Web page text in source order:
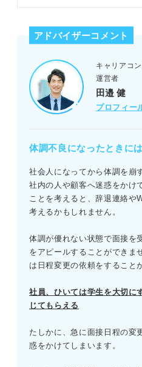
特徴を押さえて選考を勝ち進み
ょう。
アドバイザーコメント
キャリアコ
運営者
田邉 健
プロフィー
体調不良になったときに
社会人になってから体調を崩
社内の人や顧客へ迷惑をかけ
ことを考えると、辞退連絡や
考えるかもしれません。
体調が優れない状態で面接を
をアピールすることができま
は日程変更の依頼をすること
社員、ひいては学生を大切に
じてもらえる
たしかに、急に面接日程の変
惑をかけてしまいます。